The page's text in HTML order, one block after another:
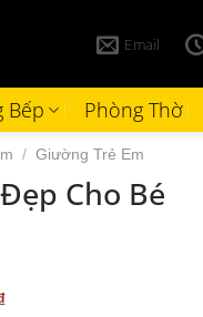
Email
Bếp Phòng Thờ
/ Giường Trẻ Em
Cho Bé